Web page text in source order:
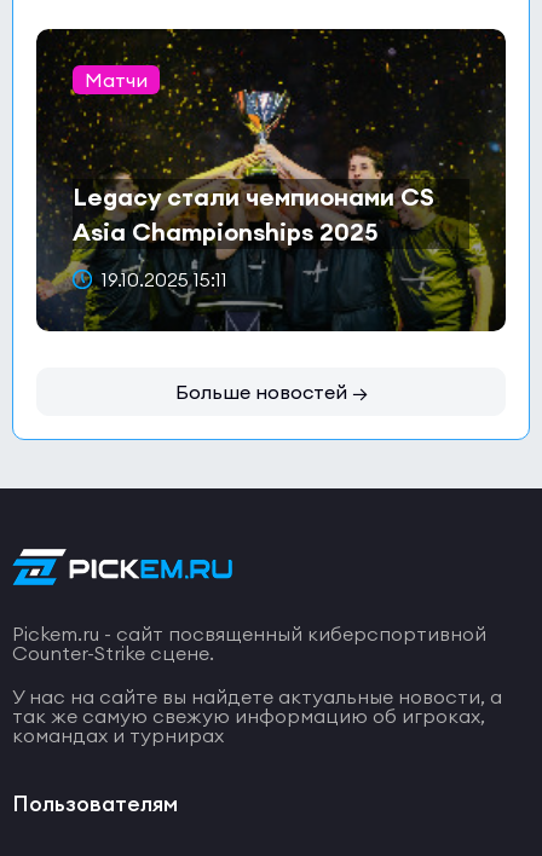
Матчи
Legacy стали чемпионами CS
Asia Championships 2025
19.10.2025 15:11
Больше новостей →
Pickem.ru - сайт посвященный киберспортивной
Counter-Strike сцене.
У нас на сайте вы найдете актуальные новости, а
так же самую свежую информацию об игроках,
командах и турнирах
Пользователям